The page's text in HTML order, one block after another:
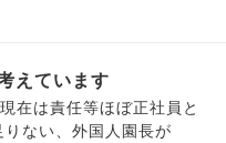
を作ることはおろか、身
くなりつつあります。家
えてしまい身動きが取れ
いです
えています
在は責任等ほぼ正社員と